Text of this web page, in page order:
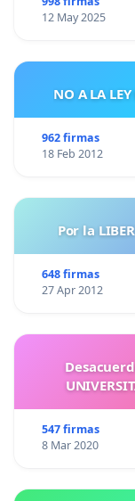
12 May 2025
NO A LA
962 firmas
18 Feb 2012
Por la
648 firmas
27 Apr 2012
547 firmas
8 Mar 2020